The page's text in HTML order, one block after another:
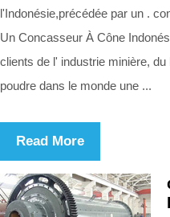
l'Indonésie,précédée par un .
Un Concasseur À Cône
clients de l' industrie minière,
poudre dans le monde une ...
Read More